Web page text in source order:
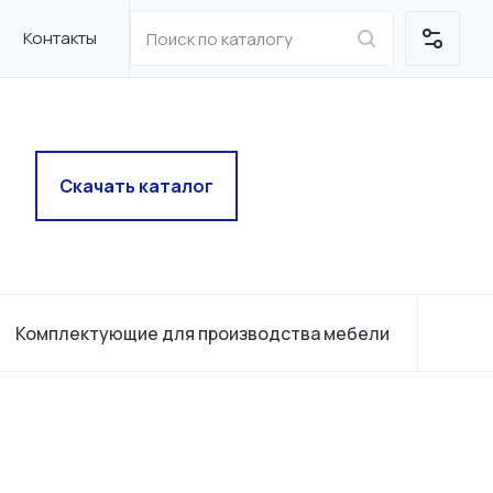
Контакты
Скачать каталог
Комплектующие для производства мебели